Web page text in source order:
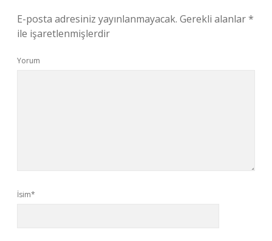
E-posta adresiniz yayınlanmayacak. Gerekli alanlar*
ile işaretlenmişlerdir
Yorum
İsim*